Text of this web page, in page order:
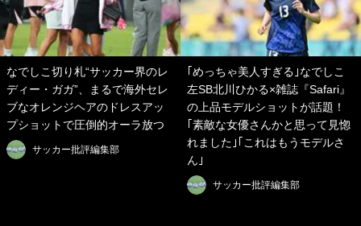
なでしこ切り札“サッカー界のレ
ディー・ガガ”、まるで海外セレ
ブなオレンジヘアのドレスアッ
プショットで圧倒的オーラ放つ
サッカー批評編集部
｢めっちゃ美人すぎる｣なでしこ
左SB北川ひかる×雑誌『Safari』
の上品モデルショットが話題！
｢素敵な女優さんかと思って見惚
れました｣｢これはもうモデルさ
ん｣
サッカー批評編集部